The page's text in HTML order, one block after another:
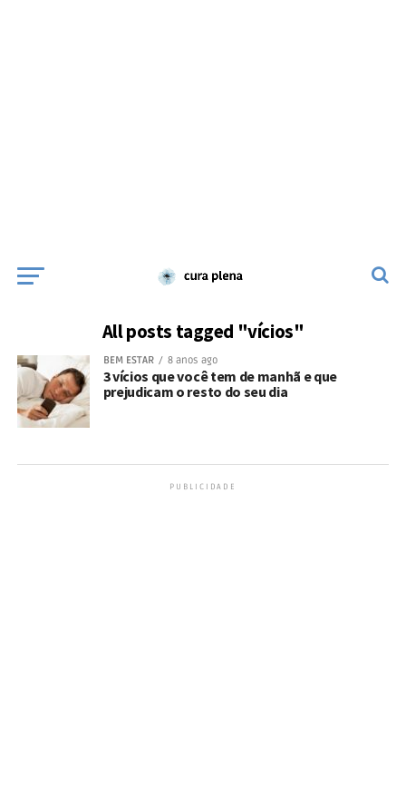
All posts tagged "vícios"
BEM ESTAR 8 anos ago
3 vícios que você tem de manhã e que
prejudicam o resto do seu dia
PUBLICIDADE